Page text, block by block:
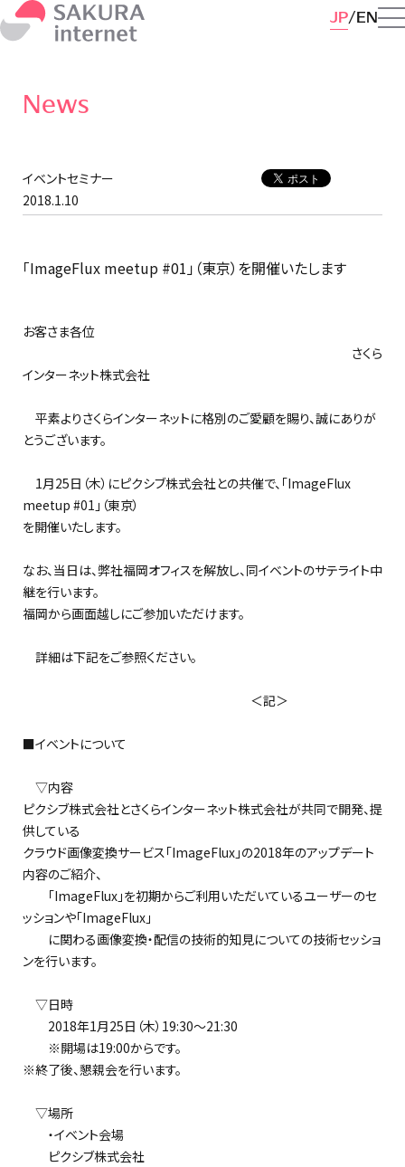
JP EN
News
イベントセミナー
2018.1.10
「ImageFlux meetup #01」（東京）を開催いたします
お客さま各位
さくら
インターネット株式会社
平素よりさくらインターネットに格別のご愛顧を賜り、誠にありが
とうございます。
1月25日（木）にピクシブ株式会社との共催で、「ImageFlux
meetup #01」（東京）
を開催いたします。
なお、当日は、弊社福岡オフィスを解放し、同イベントのサテライト中
継を行います。
福岡から画面越しにご参加いただけます。
詳細は下記をご参照ください。
＜記＞
■イベントについて
▽内容
ピクシブ株式会社とさくらインターネット株式会社が共同で開発、提
供している
クラウド画像変換サービス「ImageFlux」の2018年のアップデート
内容のご紹介、
「ImageFlux」を初期からご利用いただいているユーザーのセ
ッションや「ImageFlux」
に関わる画像変換・配信の技術的知見についての技術セッショ
ンを行います。
▽日時
2018年1月25日（木）19:30～21:30
※開場は19:00からです。
※終了後、懇親会を行います。
▽場所
・イベント会場
ピクシブ株式会社